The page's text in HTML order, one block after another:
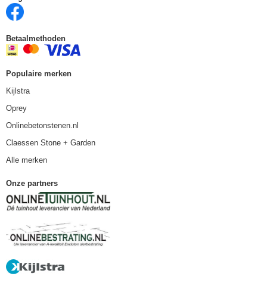
Betaalmethoden
Populaire merken
Kijlstra
Oprey
Onlinebetonstenen.nl
Claessen Stone + Garden
Alle merken
Onze partners